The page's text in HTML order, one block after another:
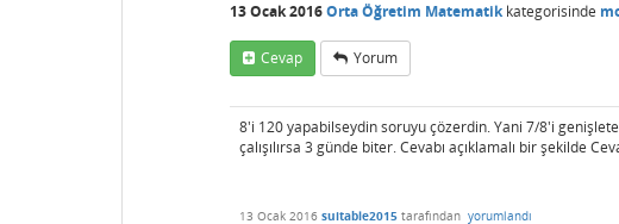
13 Ocak 2016Orta Öğretim Matematikkategorisinde
Cevap Yorum
8'i 120 yapabilseydin soruyu çözerdin. Yani 7/8'i
çalışılırsa 3 günde biter. Cevabı açıklamalı bir şekilde
13 Ocak 2016 suitable2015 tarafından yorumlandı